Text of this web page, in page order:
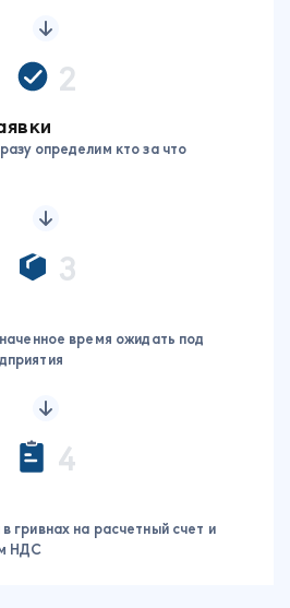
2
определим кто за что
3
время ожидать под
4
гривнах на расчетный счет и
НДС